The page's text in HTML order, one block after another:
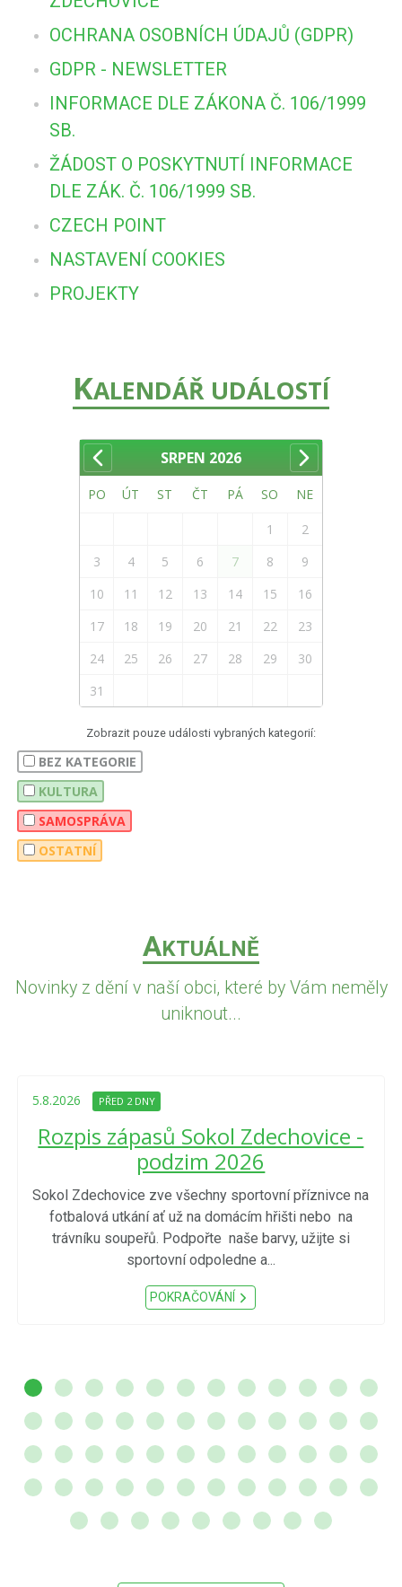
OCHRANA OSOBNÍCH ÚDAJŮ (GDPR)
GDPR - NEWSLETTER
INFORMACE DLE ZÁKONA Č. 106/1999
SB.
ŽÁDOST O POSKYTNUTÍ INFORMACE
DLE ZÁK. Č. 106/1999 SB.
CZECH POINT
NASTAVENÍ COOKIES
PROJEKTY
KALENDÁŘ UDÁLOSTÍ
SRPEN 2026
PO ÚT ST ČT PÁ SO NE
1
2
3
4 5 6 7 8
9
10
11 12 13 14 15
16
17
18 19 20 21 22
23
24
25 26 27 28 29
30
31
Zobrazit pouze události vybraných kategorií:
BEZ KATEGORIE
KULTURA
SAMOSPRÁVA
OSTATNÍ
AKTUÁLNĚ
Novinky z dění v naší obci, které by Vám neměly
uniknout...
5.8.2026 PŘED 2 DNY
Rozpis zápasů Sokol Zdechovice -
podzim 2026
Sokol Zdechovice zve všechny sportovní příznivce na
fotbalová utkání ať už na domácím hřišti nebo na
trávníku soupeřů. Podpořte naše barvy, užijte si
sportovní odpoledne a...
POKRAČOVÁNÍ